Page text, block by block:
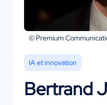
© Premium
IA et innovation
Bertrand